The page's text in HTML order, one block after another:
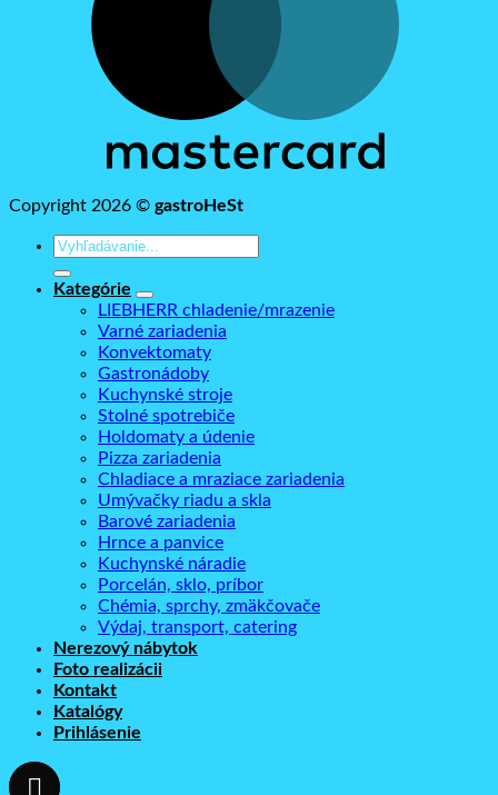
Copyright 2026 © gastroHeSt
Hľadať:
Kategórie
LIEBHERR chladenie/mrazenie
Varné zariadenia
Konvektomaty
Gastronádoby
Kuchynské stroje
Stolné spotrebiče
Holdomaty a údenie
Pizza zariadenia
Chladiace a mraziace zariadenia
Umývačky riadu a skla
Barové zariadenia
Hrnce a panvice
Kuchynské náradie
Porcelán, sklo, príbor
Chémia, sprchy, zmäkčovače
Výdaj, transport, catering
Nerezový nábytok
Foto realizácii
Kontakt
Katalógy
Prihlásenie